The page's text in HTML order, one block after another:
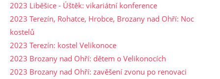
2023 Liběšice - Úštěk: vikariátní konference
2023 Terezín, Rohatce, Hrobce, Brozany nad Ohří: Noc
kostelů
2023 Terezín: kostel Velikonoce
2023 Brozany nad Ohří: dětem o Velikonocích
2023 Brozany nad Ohří: zavěšení zvonu po renovaci